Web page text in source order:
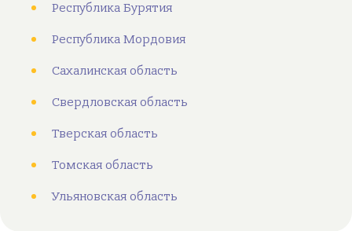
Республика Бурятия
Республика Мордовия
Сахалинская область
Свердловская область
Тверская область
Томская область
Ульяновская область